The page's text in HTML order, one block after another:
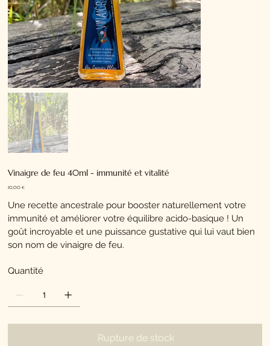
Vinaigre de feu 40ml - immunité et vitalité
Prix
10,00 €
Une recette ancestrale pour booster naturellement votre
immunité et améliorer votre équilibre acido-basique ! Un
goût incroyable et une puissance gustative qui lui vaut bien
son nom de vinaigre de feu.
Quantité
Rupture de stock